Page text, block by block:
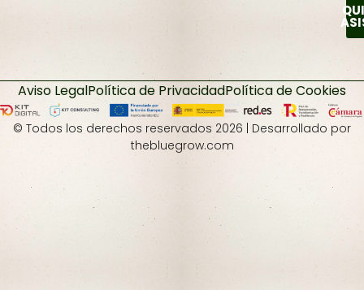
Aviso LegalPolítica de PrivacidadPolítica de Cookies
© Todos los derechos reservados 2026 | Desarrollado por
thebluegrow.com